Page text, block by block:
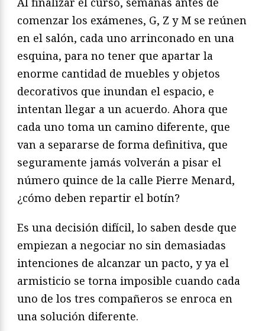
comenzar los exámenes, G, Z y M se reúnen
en el salón, cada uno arrinconado en una
esquina, para no tener que apartar la
enorme cantidad de muebles y objetos
decorativos que inundan el espacio, e
intentan llegar a un acuerdo. Ahora que
cada uno toma un camino diferente, que
van a separarse de forma definitiva, que
seguramente jamás volverán a pisar el
número quince de la calle Pierre Menard,
¿cómo deben repartir el botín?
Es una decisión difícil, lo saben desde que
empiezan a negociar no sin demasiadas
intenciones de alcanzar un pacto, y ya el
armisticio se torna imposible cuando cada
uno de los tres compañeros se enroca en
una solución diferente.